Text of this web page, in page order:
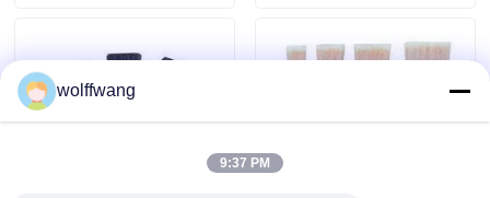
Όλες οι περιπτώσεις
Πινέλο βαφής σπιτιού
εμπορικές
wolffwang
9:37 PM